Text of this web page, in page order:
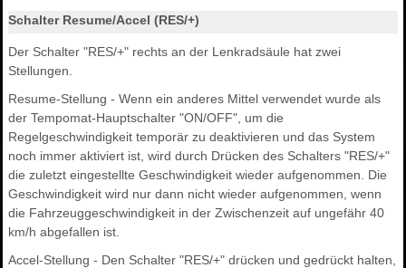
Schalter Resume/Accel (RES/+)
Der Schalter "RES/+" rechts an der Lenkradsäule hat zwei
Stellungen.
Resume-Stellung - Wenn ein anderes Mittel verwendet wurde als
der Tempomat-Hauptschalter "ON/OFF", um die
Regelgeschwindigkeit temporär zu deaktivieren und das System
noch immer aktiviert ist, wird durch Drücken des Schalters "RES/+"
die zuletzt eingestellte Geschwindigkeit wieder aufgenommen. Die
Geschwindigkeit wird nur dann nicht wieder aufgenommen, wenn
die Fahrzeuggeschwindigkeit in der Zwischenzeit auf ungefähr 40
km/h abgefallen ist.
Accel-Stellung - Den Schalter "RES/+" drücken und gedrückt halten,